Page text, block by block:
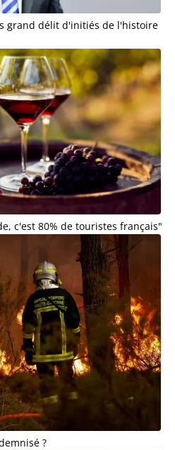
grand délit d'initiés de l'histoire
c'est 80% de touristes français"
?